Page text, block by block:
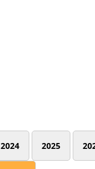
2024 2025